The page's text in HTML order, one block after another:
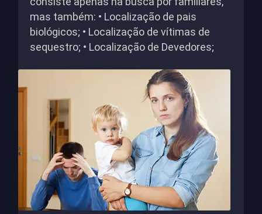
mas também: • Localização de pais
biológicos; • Localização de vítimas de
sequestro; • Localização de Devedores;